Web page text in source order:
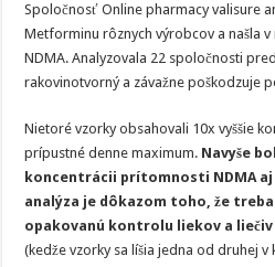
Spoločnosť Online pharmacy valisure
Metforminu rôznych výrobcov a našla v
NDMA. Analyzovala 22 spoločnosti
rakovinotvorný a závažne poškodzuje
Nietoré vzorky obsahovali 10x vyššie
prípustné denne maximum. Navyše
koncentrácii prítomnosti NDMA
analýza je dôkazom toho, že
opakovanú kontrolu liekov a
(kedže vzorky sa líšia jedna od druhej